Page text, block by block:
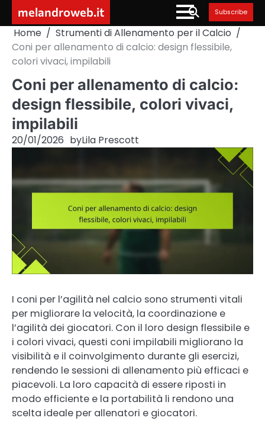
content
melandroweb.it Subscribe
Home
Strumenti di Allenamento per il Calcio
Coni per allenamento di calcio: design flessibile,
colori vivaci, impilabili
Coni per allenamento di calcio:
design flessibile, colori vivaci,
impilabili
20/01/2026 byLila Prescott
I coni per l’agilità nel calcio sono strumenti vitali
per migliorare la velocità, la coordinazione e
l’agilità dei giocatori. Con il loro design flessibile e
i colori vivaci, questi coni impilabili migliorano la
visibilità e il coinvolgimento durante gli esercizi,
rendendo le sessioni di allenamento più efficaci e
piacevoli. La loro capacità di essere riposti in
modo efficiente e la portabilità li rendono una
scelta ideale per allenatori e giocatori.